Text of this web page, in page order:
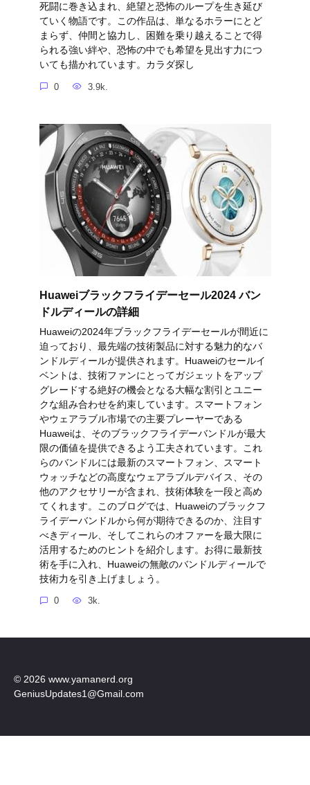
死闘に巻き込まれ、絶望と恐怖のループを生き延び
ていく物語です。この作品は、単なるホラーにとど
まらず、仲間と協力し、困難を乗り越えることで得
られる強い絆や、恐怖の中でも希望を見出す力につ
いても描かれています。カラダ探し
0 3.9k.
Huaweiブラックフライデーセール2024 バン
ドルディールの詳細
Huaweiの2024年ブラックフライデーセールが間近に
迫っており、最先端の技術製品に対する魅力的なバ
ンドルディールが提供されます。Huaweiのセールイ
ベントは、技術ファンにとってガジェットをアップ
グレードする絶好の機会となる大幅な割引とユニー
クな組み合わせを約束しています。スマートフォン
やウェアラブル市場での主要プレーヤーである
Huaweiは、そのブラックフライデーバンドルが最大
限の価値を提供できるよう工夫されています。これ
らのバンドルには最新のスマートフォン、スマート
ウォッチなどの高度なウェアラブルデバイス、その
他のアクセサリーが含まれ、技術体験を一段と高め
てくれます。このブログでは、Huaweiのブラックフ
ライデーバンドルから何が期待できるのか、注目す
べきディール、そしてこれらのオファーを最大限に
活用するためのヒントを紹介します。お得に最新技
術を手に入れ、Huaweiの無敵のバンドルディールで
技術力を引き上げましょう。
0 3k.
© 2026 www.yamanerd.org
GeniusUpdates1@Gmail.com